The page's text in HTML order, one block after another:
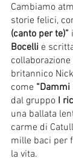
Cambiamo
storie felici,
(canto per te)”
Bocelli e
britannico
come “Dammi
dal gruppo I
una ballata
carme di
mille baci per
la vita.